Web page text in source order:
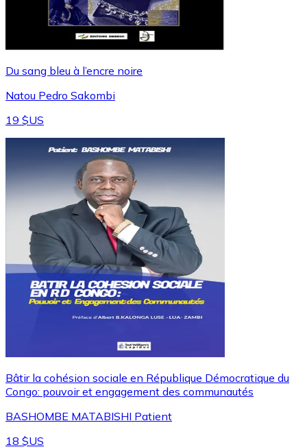
Du sang bleu à l’encre noire
Natou Pedro Sakombi
19 $US
Bâtir la cohésion sociale en République Démocratique du
Congo: pouvoir et engagement des communautés
BASHOMBE MATABISHI Patient
18 $US